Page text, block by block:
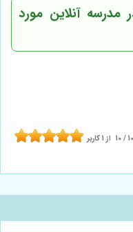
آنلاین مورد
10/10 از 1کاربر